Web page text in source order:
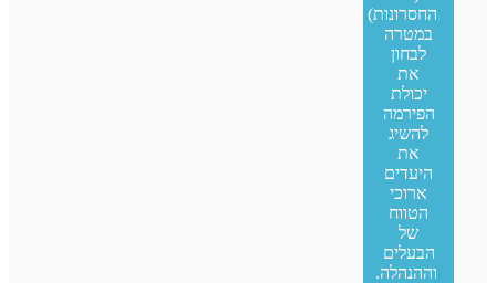
החסרונות)
במטרה
לבחון
את
יכולת
הפירמה
להשיג
את
היעדים
ארוכי
הטווח
של
הבעלים
וההנהלה.